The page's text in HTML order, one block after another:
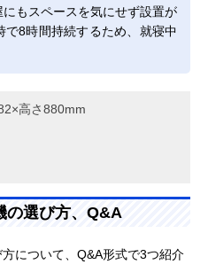
もスペースを気にせず設置が
8時間持続するため、就寝中
高さ880mm
の選び方、Q&A
について、Q&A形式で3つ紹介